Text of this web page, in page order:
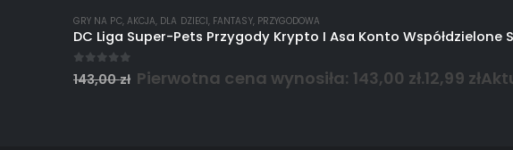
GRY NA PC, AKCJA, DLA DZIECI, FANTASY, PRZYGODOWA
DC Liga Super-Pets Przygody Krypto I Asa Konto Współdzielone
out of 5
143,00zł Pierwotna cena wynosiła: 143,00 zł.12,99 zł